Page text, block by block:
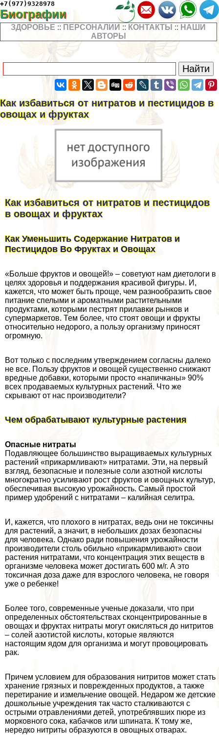
+7(977)9328978
Биографии
ЗДОРОВЬЕ :: ПЕРСОНАЛИИ :: КОНТАКТЫ :: НАШИ
АВТОРЫ
Как избавиться от нитратов и пестицидов в
овощах и фруктах
Как избавиться от нитратов и пестицидов
в овощах и фруктах
Как Уменьшить Содержание Нитратов и
Пестицидов Во Фруктах и Овощах
«Больше фруктов и овощей!» – советуют нам диетологи в
целях здоровья и поддержания красивой фигуры. И,
кажется, что может быть проще, чем разнообразить свое
питание спелыми и ароматными растительными
продуктами, которыми пестрят прилавки рынков и
супермаркетов. Тем более, что стоят овощи и фрукты
относительно недорого, а пользу организму приносят
огромную.
Вот только с последним утверждением согласны далеко
не все. Пользу фруктов и овощей существенно снижают
вредные добавки, которыми просто «напичканы» 90%
всех продаваемых культурных растений. Что же
скрывают от нас производители?
Чем обpaбатывают культурные растения
Опасные нитраты
Подавляющее большинство выращиваемых культурных
растений «прикармливают» нитратами. Эти, на первый
взгляд, безопасные и полезные соли азотной кислоты
многократно усиливают рост фруктов и овощных культур,
обеспечивая высокую урожайность. Самый простой
пример удобрений с нитратами – калийная селитра.
И, кажется, что плохого в нитратах, ведь они не токсичны
для растений, а значит, в небольших дозах безопасны
для человека. Однако ради повышения урожайности
производители столь обильно «прикармливают» свои
растения нитратами, что концентрация этих веществ в
организме человека может достигать 600 м/г. А это
токсичная доза даже для взрослого человека, не говоря
уже о ребенке!
Более того, современные ученые доказали, что при
определенных обстоятельствах сконцентрированные в
овощах и фруктах нитраты могут окисляться до нитритов
– солей азотистой кислоты, которые являются
настоящим ядом для организма и могут провоцировать
paк.
Причем условием для образования нитритов может стать
хранение грязных и поврежденных продуктов, а также
перетирание и измельчение овощей. Недаром же детские
дошкольные учреждения так часто сталкиваются с
острыми отравлениями детей, употрeблявших пюре из
морковного сока, кабачков или шпината. К тому же,
нередко нитриты образуются в овощных отварах.